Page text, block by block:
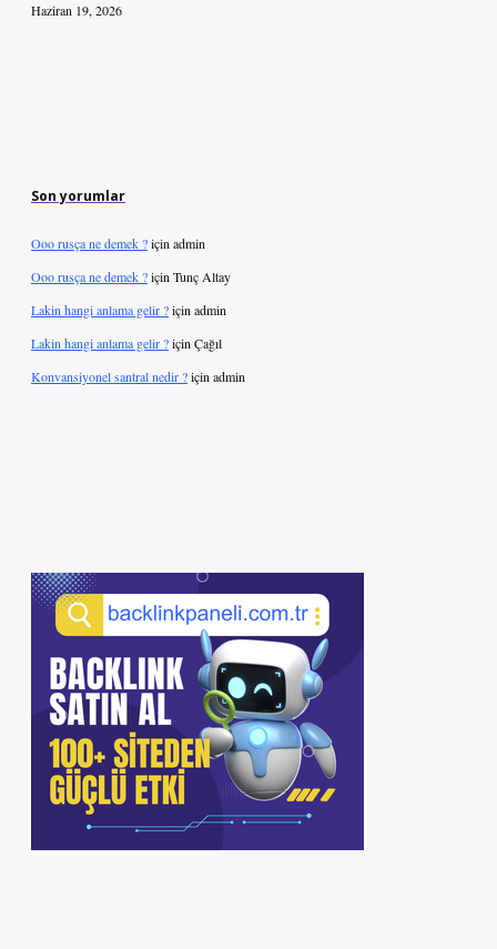
Haziran 19, 2026
Son yorumlar
Ooo rusça ne demek ?için admin
Ooo rusça ne demek ?için Tunç Altay
Lakin hangi anlama gelir ?için admin
Lakin hangi anlama gelir ?için Çağıl
Konvansiyonel santral nedir ?için admin